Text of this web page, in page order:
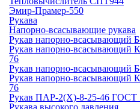
Эмир-Прамер-550
Рукава
Напорно-всасывающие рукава
Рукав напорно-всасывающий
Рукав напорно-всасывающий
76
Рукав напорно-всасывающий
Рукав напорно-всасывающий
76
Рукав ПАР-2(Х)-8-25-46 ГОСТ
Рукава высокого давления